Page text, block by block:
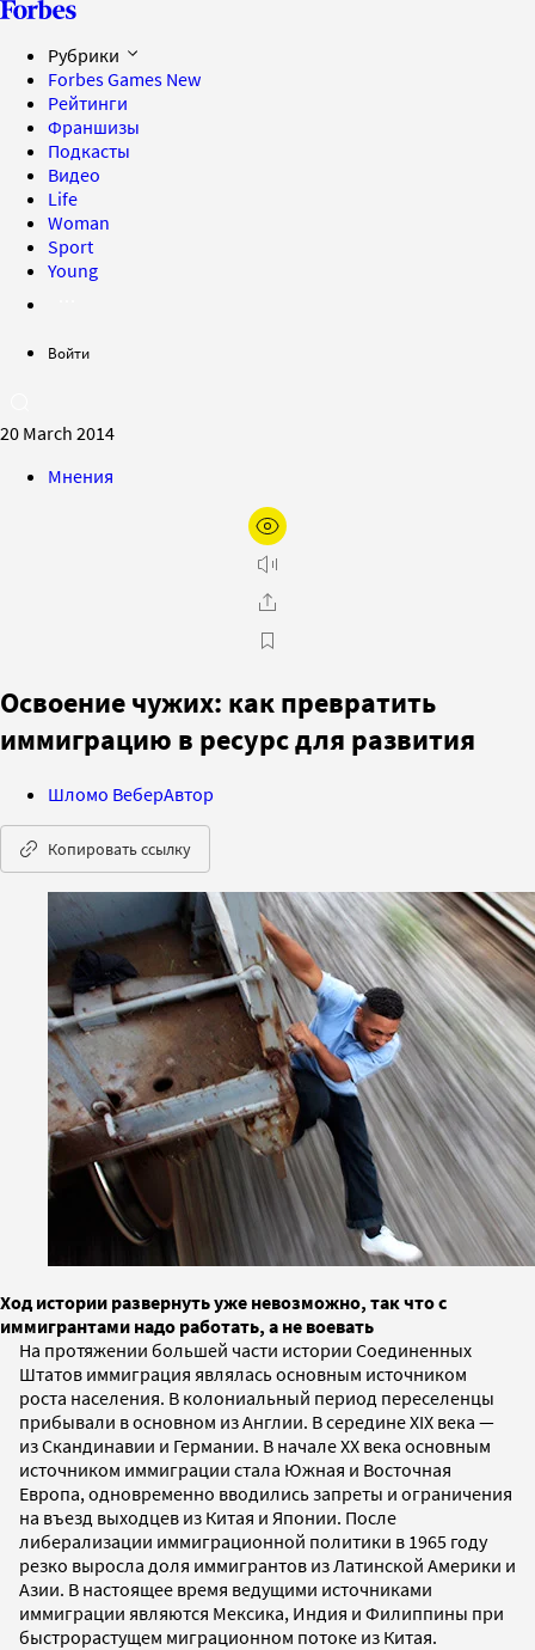
Рубрики
Forbes Games New
Рейтинги
Франшизы
Подкасты
Видео
Life
Woman
Sport
Young
Войти
20 March 2014
Мнения
Освоение чужих: как превратить
иммиграцию в ресурс для развития
Шломо ВеберАвтор
Копировать ссылку
Ход истории развернуть уже невозможно, так что с
иммигрантами надо работать, а не воевать
На протяжении большей части истории Соединенных
Штатов иммиграция являлась основным источником
роста населения. В колониальный период переселенцы
прибывали в основном из Англии. В середине XIX века —
из Скандинавии и Германии. В начале XX века основным
источником иммиграции стала Южная и Восточная
Европа, одновременно вводились запреты и ограничения
на въезд выходцев из Китая и Японии. После
либерализации иммиграционной политики в 1965 году
резко выросла доля иммигрантов из Латинской Америки и
Азии. В настоящее время ведущими источниками
иммиграции являются Мексика, Индия и Филиппины при
быстрорастущем миграционном потоке из Китая.